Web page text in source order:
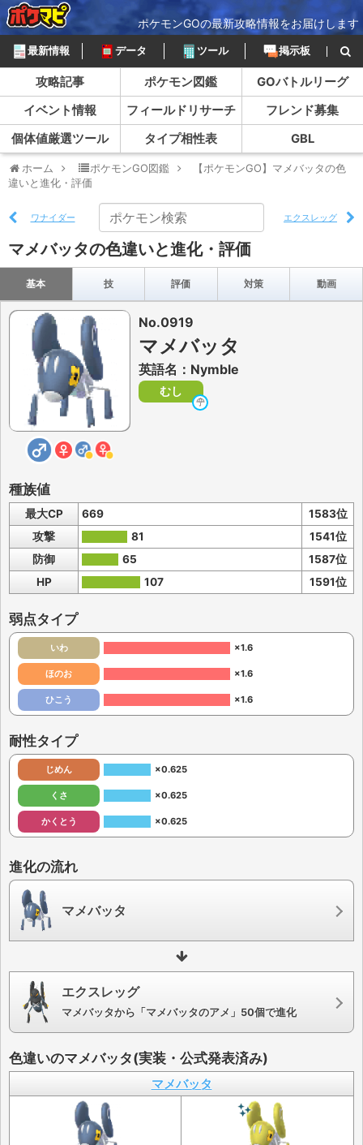
ポケモンGOの最新攻略情報をお届けします
最新情報 データ ツール 掲示板
攻略記事 ポケモン図鑑
GOバトルリーグ
イベント情報
フィールドリサーチ
フレンド募集
個体値厳選ツール
タイプ相性表 GBL
ホーム ポケモンGO図鑑
【ポケモンGO】マメバッタの色
違いと進化・評価
ワナイダー エクスレッグ
マメバッタの色違いと進化・評価
基本 技 評価 対策 動画
No.0919
マメバッタ
英語名：Nymble
むし
種族値
最大CP 669
1583位
攻撃
81
1541位
防御
65
1587位
HP
107 1591位
弱点タイプ
いわ ×1.6
ほのお ×1.6
ひこう ×1.6
耐性タイプ
じめん ×0.625
くさ ×0.625
かくとう ×0.625
進化の流れ
マメバッタ
エクスレッグ
マメバッタから「マメバッタのアメ」50個で進化
色違いのマメバッタ(実装・公式発表済み)
マメバッタ